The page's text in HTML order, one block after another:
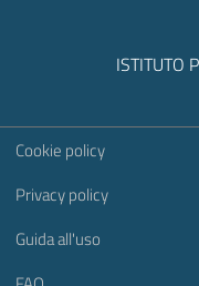
ISTITUTO
Sezione Link
Cookie policy
Privacy policy
Guida all'uso